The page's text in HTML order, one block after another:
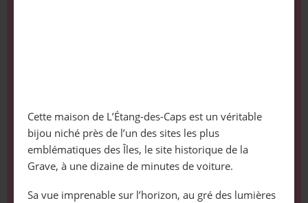
Cette maison de L’Étang-des-Caps est un véritable
bijou niché près de l’un des sites les plus
emblématiques des Îles, le site historique de la
Grave, à une dizaine de minutes de voiture.
Sa vue imprenable sur l’horizon, au gré des lumières